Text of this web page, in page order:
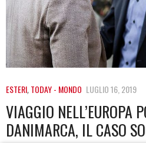
ESTERI,TODAY - MONDO LUGLIO 16, 2019
VIAGGIO NELL’EUROPA
DANIMARCA, IL CASO